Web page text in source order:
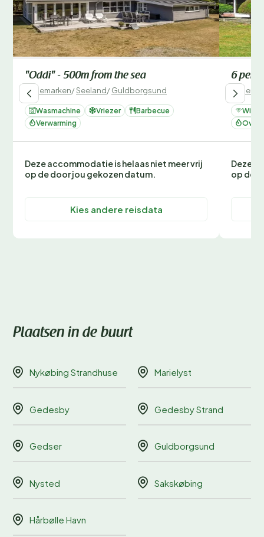
"Oddi" - 500m from the sea
Denemarken/Seeland/Guldborgsund
Wasmachine Vriezer
Barbecue
Verwarming
Deze accommodatie is helaas niet meer vrij
op de door jou gekozen datum.
Kies andere reisdata
6
Wifi
Oven
Deze
op de
Plaatsen in de buurt
Nykøbing Strandhuse Marielyst
Gedesby Gedesby Strand
Gedser Guldborgsund
Nysted Sakskøbing
Hårbølle Havn